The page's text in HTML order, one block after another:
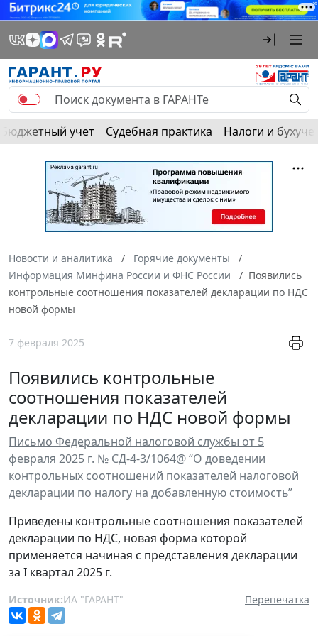
Бюджетный учет Судебная практика Налоги и
Новости и аналитика
Горячие документы
Информация Минфина России и ФНС России
Появились
контрольные соотношения показателей декларации по НДС
новой формы
7 февраля 2025
Появились контрольные
соотношения показателей
декларации по НДС новой формы
Письмо Федеральной налоговой службы от 5
февраля 2025 г. № СД-4-3/1064@ “О доведении
контрольных соотношений показателей налоговой
декларации по налогу на добавленную стоимость”
Приведены контрольные соотношения показателей
декларации по НДС, новая форма которой
применяется начиная с представления декларации
за I квартал 2025 г.
Источник:ИА "ГАРАНТ" Перепечатка